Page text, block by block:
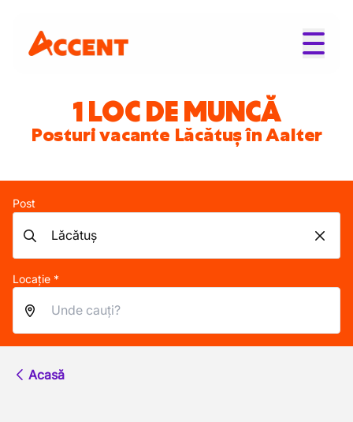
1 LOC DE MUNCĂ
Posturi vacante Lăcătuș în Aalter
Post
Locație *
Acasă